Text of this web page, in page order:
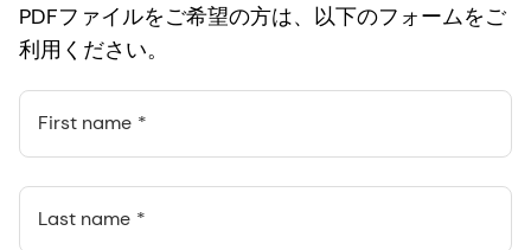
PDFファイルをご希望の方は、以下のフォームをご
利用ください。
First name
Last name